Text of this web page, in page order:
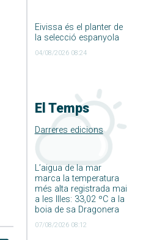
Eivissa és el planter de
la selecció espanyola
04/08/2026 08:24
El Temps
Darreres edicions
L’aigua de la mar
marca la temperatura
més alta registrada mai
a les Illes: 33,02 ºC a la
boia de sa Dragonera
07/08/2026 08:12